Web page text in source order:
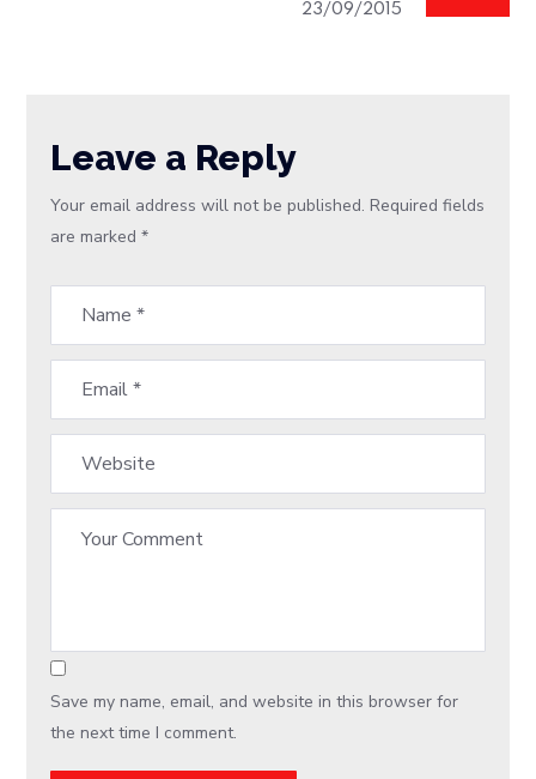
23/09/2015
Leave a Reply
Your email address will not be published. Required fields
are marked*
Save my name, email, and website in this browser for
the next time I comment.